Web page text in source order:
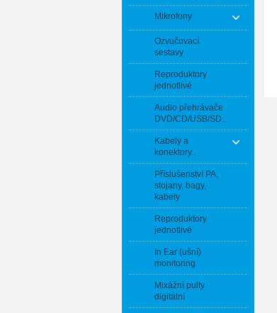
Mikrofony
Ozvučovací
sestavy
Reproduktory
jednotlivé
Audio přehrávače
DVD/CD/USB/SD..
Kabely a
konektory..
Příslušenství PA,
stojany, bagy,
kabely
Reproduktory
jednotlivé
In Ear (ušní)
monitoring
Mixážní pulty
digitální